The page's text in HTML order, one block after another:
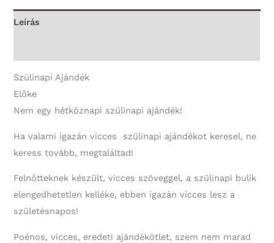
-
mennyiség
Leírás
Szülinapi Ajándék
Előke
Nem egy hétköznapi szülinapi ajándék!
Ha valami igazán vicces szülinapi ajándékot keresel, ne
keress tovább, megtaláltad!
Felnőtteknek készült, vicces szöveggel, a szülinapi bulik
elengedhetetlen kelléke, ebben igazán vicces lesz a
születésnapos!
Poénos, vicces, eredeti ajándékötlet, szem nem marad